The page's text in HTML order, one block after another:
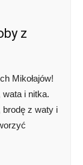
z
Mikołajów!
i nitka.
brodę z waty i